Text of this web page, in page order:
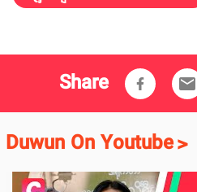
Share email
Duwun On Youtube>